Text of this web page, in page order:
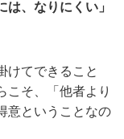
、なりにくい」
けてできること
こそ、「他者より
意ということなの